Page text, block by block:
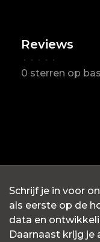
Reviews
• • • • •
0 sterren op
Schrijf je in voor
als eerste op de
data en
Daarnaast krijg je